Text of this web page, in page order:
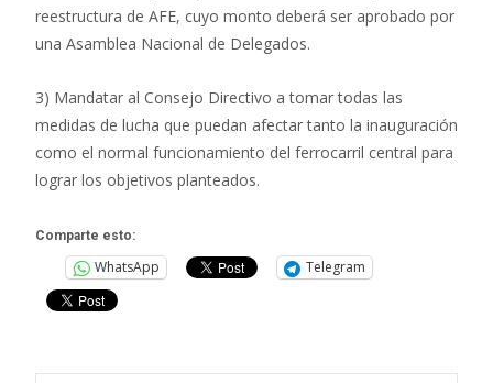
reestructura de AFE, cuyo monto deberá ser aprobado por
una Asamblea Nacional de Delegados.
3) Mandatar al Consejo Directivo a tomar todas las
medidas de lucha que puedan afectar tanto la inauguración
como el normal funcionamiento del ferrocarril central para
lograr los objetivos planteados.
Comparte esto:
WhatsApp Telegram